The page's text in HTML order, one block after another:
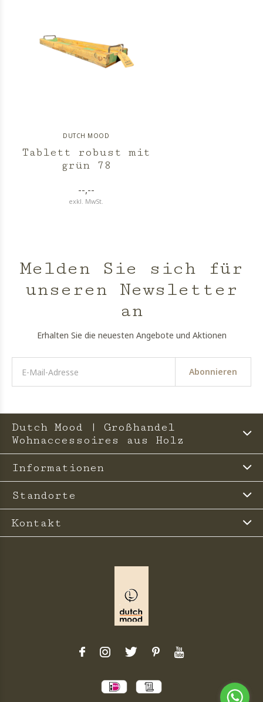
DUTCH MOOD
Tablett robust mit
grün 78
--,--
exkl. MwSt.
Melden Sie sich für
unseren Newsletter
an
Erhalten Sie die neuesten Angebote und Aktionen
Abonnieren
Dutch Mood | Großhandel
Wohnaccessoires aus Holz
Informationen
Standorte
Kontakt